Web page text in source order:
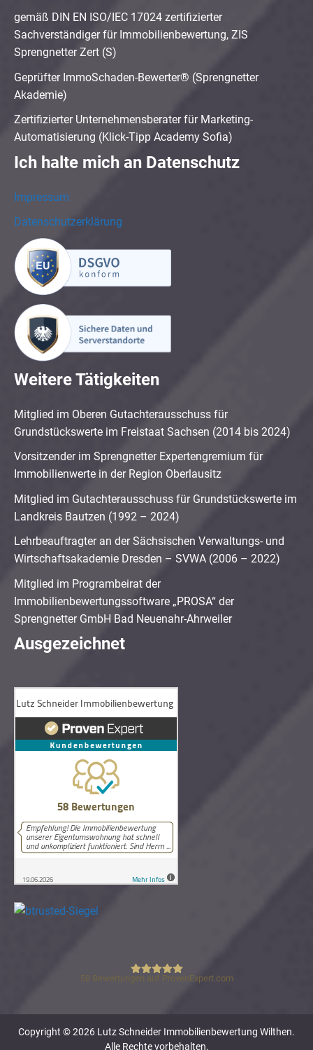
gemäß DIN EN ISO/IEC 17024 zertifizierter
Sachverständiger für Immobilienbewertung, ZIS
Sprengnetter Zert (S)
Geprüfter ImmoSchaden-Bewerter® (Sprengnetter
Akademie)
Zertifizierter Unternehmensberater für Marketing-
Automatisierung (Klick-Tipp Academy Sofia)
Ich halte mich an Datenschutz
Impressum
Datenschutzerklärung
Weitere Tätigkeiten
Mitglied im Oberen Gutachterausschuss für
Grundstückswerte im Freistaat Sachsen (2014 bis 2024)
Vorsitzender im Sprengnetter Expertengremium für
Immobilienwerte in der Region Oberlausitz
Mitglied im Gutachterausschuss für Grundstückswerte im
Landkreis Bautzen (1992 – 2024)
Lehrbeauftragter an der Sächsischen Verwaltungs- und
Wirtschaftsakademie Dresden – SVWA (2006 – 2022)
Mitglied im Programbeirat der
Immobilienbewertungssoftware „PROSA“ der
Sprengnetter GmbH Bad Neuenahr-Ahrweiler
Ausgezeichnet
Lutz Schneider Immobilienbewertung
58 Bewertungen auf ProvenExpert.com
Copyright © 2026 Lutz Schneider Immobilienbewertung Wilthen.
Alle Rechte vorbehalten.